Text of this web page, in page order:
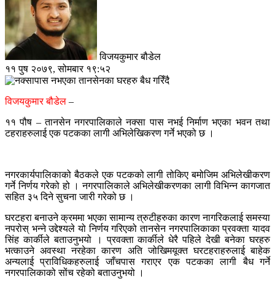
विजयकुमार बौडेल
११ पुष २०७९, सोमबार १९:५२
विजयकुमार बौडेल –
११ पौष – तानसेन नगरपालिकाले नक्सा पास नभई निर्माण भएका भवन तथा
टहराहरुलाई एक पटकका लागी अभिलेखिकरण गर्ने भएको छ ।
नगरकार्यपालिकाको बैठकले एक पटकको लागी तोकिए बमोजिम अभिलेखीकरण
गर्ने निर्णय गरेको हो । नगरपालिकाले अभिलेखीकरणका लागी विभिन्न कागजात
सहित ३५ दिने सुचना जारी गरेको छ ।
घरटहरा बनाउने क्रममा भएका सामान्य त्रुटीहरुका कारण नागरिकलाई समस्या
नपरोस् भन्ने उद्देश्यले यो निर्णय गरिएको तानसेन नगरपालिकाका प्रवक्ता यादव
सिंह कार्कीले बताउनुभयो । प्रवक्ता कार्कीले धेरै पहिले देखी बनेका घरहरु
भत्काउने अवस्था नरहेका कारण अति जोखिमयूक्त घरटहराहरुलाई बाहेक
अन्यलाई प्राविधिकहरुलाई जाँचपास गराएर एक पटकका लागी बैध गर्ने
नगरपालिकाको सोंच रहेको बताउनुभयो ।